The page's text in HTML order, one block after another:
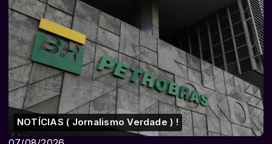
NOTÍCIAS ( Jornalismo Verdade ) !